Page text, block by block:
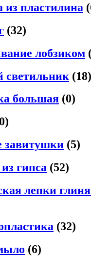
из пластилина
(32)
лобзиком
светильник (18)
большая (0)
завитушки (5)
гипса (52)
лепки
(32)
(6)